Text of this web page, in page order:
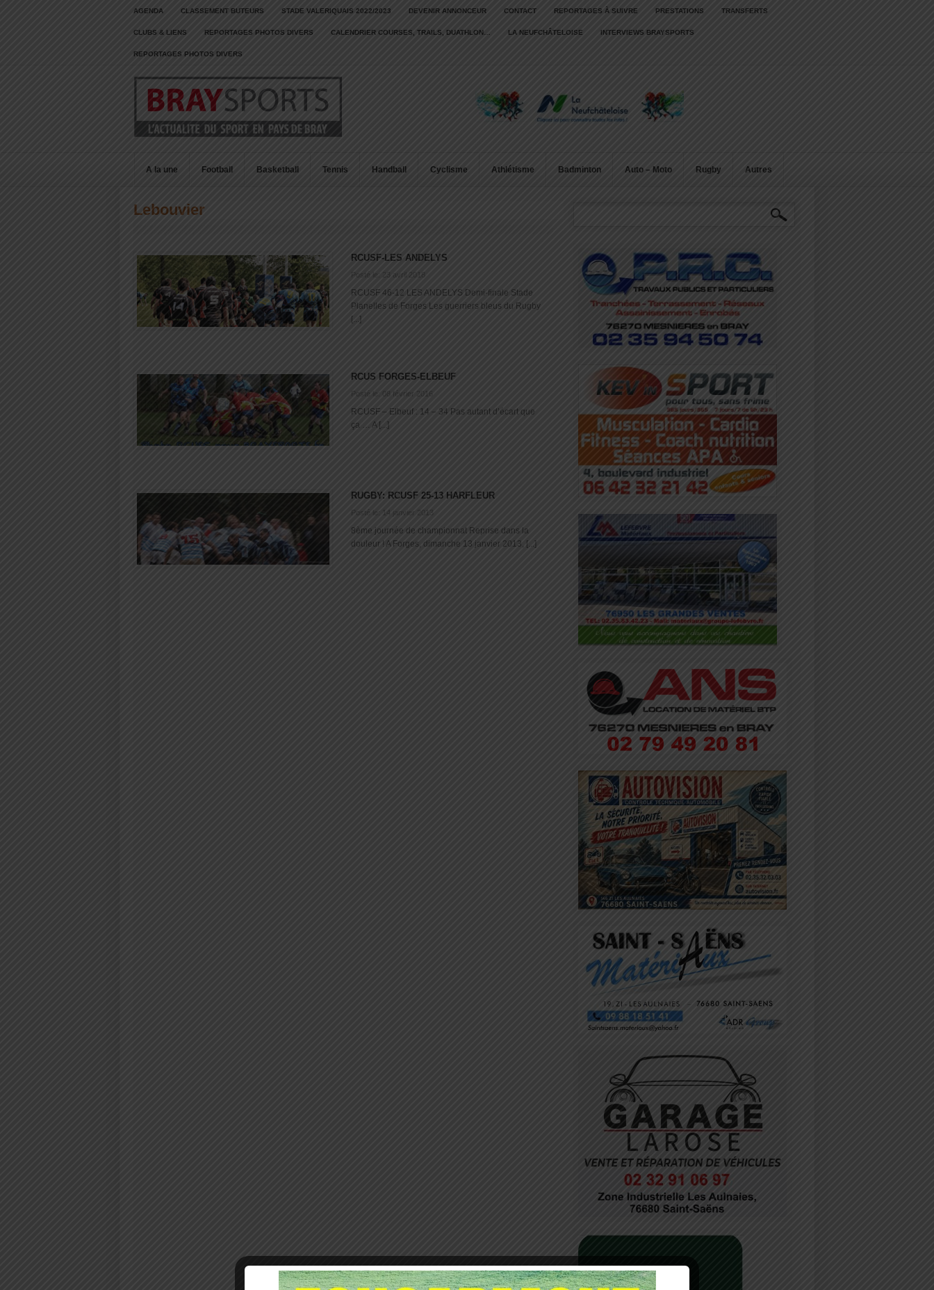
AGENDA CLASSEMENT BUTEURS STADE VALERIQUAIS 2022/2023 DEVENIR ANNONCEUR CONTACT REPORTAGES À SUIVRE PRESTATIONS TRANSFERTS
CLUBS & LIENS REPORTAGES PHOTOS DIVERS CALENDRIER COURSES, TRAILS, DUATHLON… LA NEUFCHÂTELOISE INTERVIEWS BRAYSPORTS
REPORTAGES PHOTOS DIVERS
A la une Football Basketball Tennis Handball Cyclisme Athlétisme Badminton Auto – Moto Rugby Autres
Lebouvier
RCUSF-LES ANDELYS
Posté le: 23 avril 2018
RCUSF 46-12 LES ANDELYS Demi-finale Stade
Planelles de Forges Les guerriers bleus du Rugby
[...]
RCUS FORGES-ELBEUF
Posté le: 08 février 2016
RCUSF – Elbeuf : 14 – 34 Pas autant d’écart que
ça … A [...]
RUGBY: RCUSF 25-13 HARFLEUR
Posté le: 14 janvier 2013
8ème journée de championnat Reprise dans la
douleur ! A Forges, dimanche 13 janvier 2013, [...]